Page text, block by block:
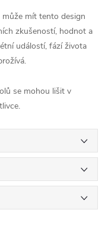
mít tento design
zkušeností, hodnot a
událostí, fází života
se mohou lišit v